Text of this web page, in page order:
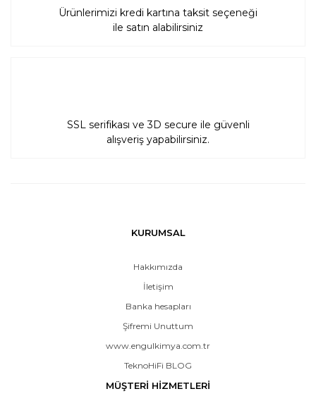
Ürünlerimizi kredi kartına taksit seçeneği
ile satın alabilirsiniz
SSL serifikası ve 3D secure ile güvenli
alışveriş yapabilirsiniz.
KURUMSAL
Hakkımızda
İletişim
Banka hesapları
Şifremi Unuttum
www.engulkimya.com.tr
TeknoHiFi BLOG
MÜŞTERİ HİZMETLERİ